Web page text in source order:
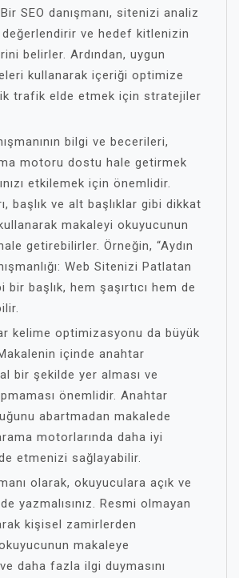
SEO danışmanı, sitenizi analiz
ve hedef kitlenizin
belirler. Ardından, uygun
kullanarak içeriği optimize
trafik elde etmek için stratejiler
bilgi ve becerileri,
motoru dostu hale getirmek
etkilemek için önemlidir.
başlık ve alt başlıklar gibi dikkat
makaleyi okuyucunun
getirebilirler. Örneğin, “Aydın
Web Sitenizi Patlatan
bir başlık, hem şaşırtıcı hem de
kelime optimizasyonu da büyük
içinde anahtar
bir şekilde yer alması ve
önemlidir. Anahtar
abartmadan makalede
motorlarında daha iyi
etmenizi sağlayabilir.
olarak, okuyuculara açık ve
yazmalısınız. Resmi olmayan
kişisel zamirlerden
makaleye
daha fazla ilgi duymasını